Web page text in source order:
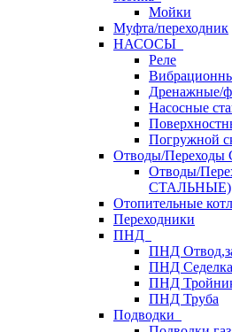
Мойки
Муфта/переходник
НАСОСЫ
Реле
Дренажные/
Насосные
Погружной
Отводы/
Отводы/
СТАЛЬНЫЕ)
Отопительные
Переходники
ПНД
ПНД
ПНД Седелка
ПНД
ПНД Труба
Подводки